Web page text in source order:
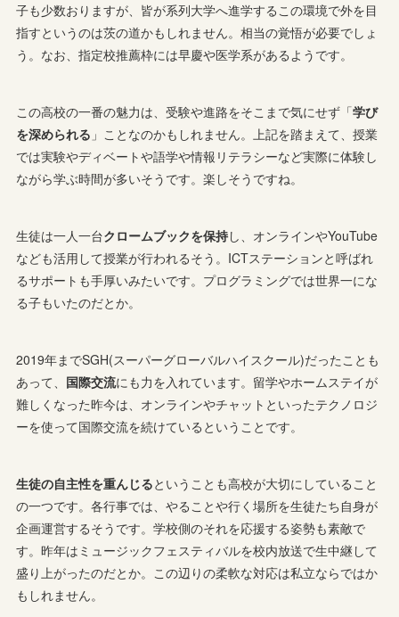
子も少数おりますが、皆が系列大学へ進学するこの環境で外を目
指すというのは茨の道かもしれません。相当の覚悟が必要でしょ
う。なお、指定校推薦枠には早慶や医学系があるようです。
この高校の一番の魅力は、受験や進路をそこまで気にせず「学び
を深められる 」ことなのかもしれません。上記を踏まえて、授業
では実験やディベートや語学や情報リテラシーなど実際に体験し
ながら学ぶ時間が多いそうです。楽しそうですね。
生徒は一人一台クロームブックを保持し、オンラインやYouTube
なども活用して授業が行われるそう。ICTステーションと呼ばれ
るサポートも手厚いみたいです。プログラミングでは世界一にな
る子もいたのだとか。
2019年までSGH(スーパーグローバルハイスクール)だったことも
あって、 国際交流にも力を入れています。留学やホームステイが
難しくなった昨今は、オンラインやチャットといったテクノロジ
ーを使って国際交流を続けているということです。
生徒の自主性を重んじるということも高校が大切にしていること
の一つです。各行事では、やることや行く場所を生徒たち自身が
企画運営するそうです。学校側のそれを応援する姿勢も素敵で
す。昨年はミュージックフェスティバルを校内放送で生中継して
盛り上がったのだとか。この辺りの柔軟な対応は私立ならではか
もしれません。